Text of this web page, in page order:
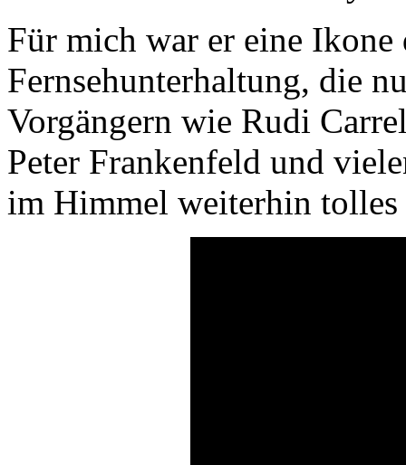
Für mich war er eine Ikone
Fernsehunterhaltung, die
Vorgängern wie Rudi
Peter Frankenfeld und
im Himmel weiterhin tolles